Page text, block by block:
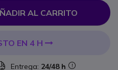
AL CARRITO
EN 4 H
Entrega: 24/48 h